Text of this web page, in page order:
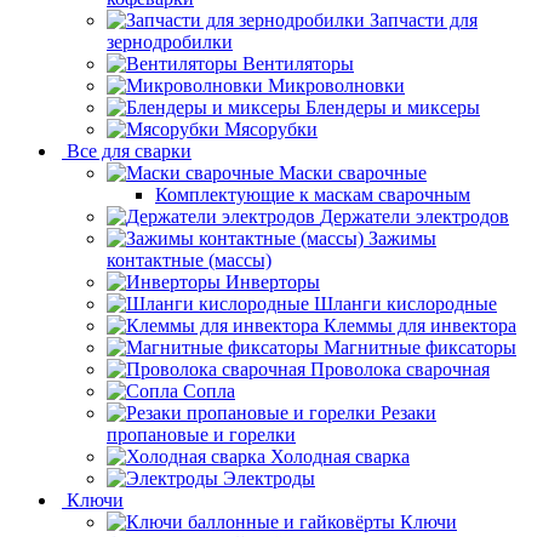
Запчасти для
зернодробилки
Вентиляторы
Микроволновки
Блендеры и миксеры
Мясорубки
Все для сварки
Маски сварочные
Комплектующие к маскам сварочным
Держатели электродов
Зажимы
контактные (массы)
Инверторы
Шланги кислородные
Клеммы для инвектора
Магнитные фиксаторы
Проволока сварочная
Сопла
Резаки
пропановые и горелки
Холодная сварка
Электроды
Ключи
Ключи